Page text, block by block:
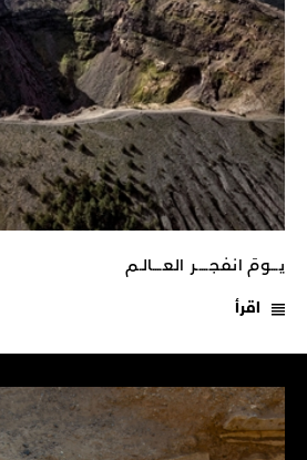
يـــومَ انفجـــــر العــــالـم
اقرأ